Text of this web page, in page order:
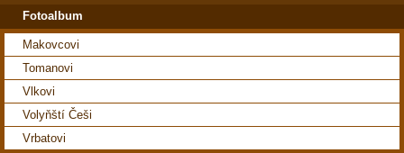
Fotoalbum
Makovcovi
Tomanovi
Vlkovi
Volyňští Češi
Vrbatovi